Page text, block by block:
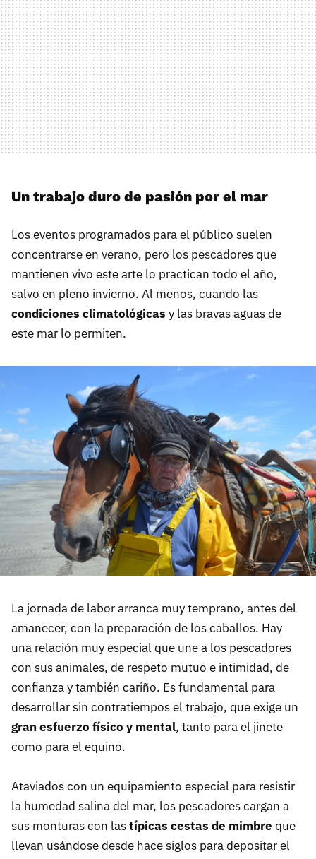
Un trabajo duro de pasión por el mar
Los eventos programados para el público suelen
concentrarse en verano, pero los pescadores que
mantienen vivo este arte lo practican todo el año,
salvo en pleno invierno. Al menos, cuando las
condiciones climatológicas y las bravas aguas de
este mar lo permiten.
La jornada de labor arranca muy temprano, antes del
amanecer, con la preparación de los caballos. Hay
una relación muy especial que une a los pescadores
con sus animales, de respeto mutuo e intimidad, de
confianza y también cariño. Es fundamental para
desarrollar sin contratiempos el trabajo, que exige un
gran esfuerzo físico y mental, tanto para el jinete
como para el equino.
Ataviados con un equipamiento especial para resistir
la humedad salina del mar, los pescadores cargan a
sus monturas con lastípicas cestas de mimbre que
llevan usándose desde hace siglos para depositar el